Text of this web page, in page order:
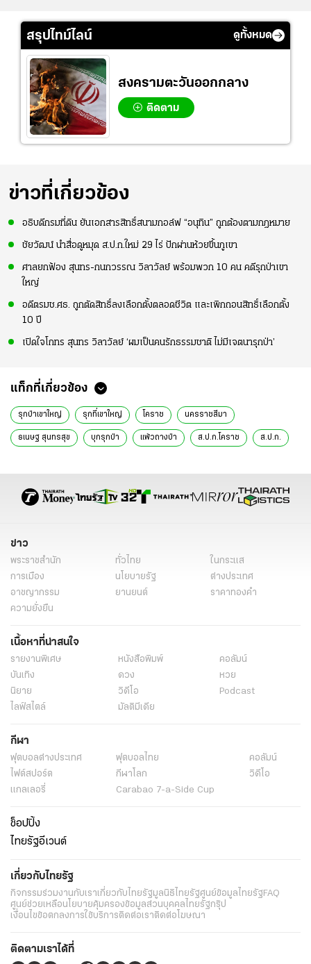
สรุปไทม์ไลน์ ดูทั้งหมด
สงครามตะวันออกกลาง
ติดตาม
ข่าวที่เกี่ยวข้อง
อธิบดีกรมที่ดิน ยันเอกสารสิทธิ์สนามกอล์ฟ “อนุทิน” ถูกต้องตามกฎหมาย
ชัยวัฒน์ นำสื่อดูหมุด ส.ป.ก.ใหม่ 29 ไร่ ปักผ่านห้วยขึ้นภูเขา
ศาลยกฟ้อง สุนทร-กนกวรรณ วิลาวัลย์ พร้อมพวก 10 คน คดีรุกป่าเขา
ใหญ่
อดีตรมช.ศธ. ถูกตัดสิทธิ์ลงเลือกตั้งตลอดชีวิต และเพิกถอนสิทธิ์เลือกตั้ง
10 ปี
เปิดใจโกทร สุนทร วิลาวัลย์ ‘ผมเป็นคนรักธรรมชาติ ไม่มีเจตนารุกป่า’
แท็กที่เกี่ยวข้อง
รุกป่าเขาใหญ่ รุกที่เขาใหญ่ โคราช นครราชสีมา
ธเนษฐ สุนทรสุข บุกรุกป่า แพ้วถางป่า ส.ป.ก.โคราช ส.ป.ก.
ข่าว
พระราชสำนัก ทั่วไทย
ในกระแส
การเมือง
นโยบายรัฐ
ต่างประเทศ
อาชญากรรม
ยานยนต์
ราคาทองคำ
ความยั่งยืน
เนื้อหาที่น่าสนใจ
รายงานพิเศษ หนังสือพิมพ์
คอลัมน์
บันเทิง
ดวง
หวย
นิยาย
วิดีโอ
Podcast
ไลฟ์สไตล์
มัลติมีเดีย
กีฬา
ฟุตบอลต่่างประเทศ ฟุตบอลไทย
คอลัมน์
ไฟต์สปอร์ต
กีฬาโลก
วิดีโอ
แกลเลอรี่
Carabao 7-a-Side Cup
ช็อปปิ้ง
ไทยรัฐอีเวนต์
เกี่ยวกับไทยรัฐ
กิจกรรมร่วมงานกับเราเกี่ยวกับไทยรัฐมูลนิธิไทยรัฐศูนย์ข้อมูลไทยรัฐFAQ
ศูนย์ช่วยเหลือนโยบายคุ้มครองข้อมูลส่วนบุคคลไทยรัฐกรุ๊ป
เงื่อนไขข้อตกลงการใช้บริการติดต่อเราติดต่อโฆษณา
ติดตามเราได้ที่